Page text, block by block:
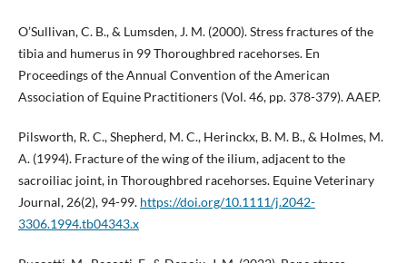
O’Sullivan, C. B., & Lumsden, J. M. (2000). Stress fractures of the
tibia and humerus in 99 Thoroughbred racehorses. En
Proceedings of the Annual Convention of the American
Association of Equine Practitioners (Vol. 46, pp. 378-379). AAEP.
Pilsworth, R. C., Shepherd, M. C., Herinckx, B. M. B., & Holmes, M.
A. (1994). Fracture of the wing of the ilium, adjacent to the
sacroiliac joint, in Thoroughbred racehorses. Equine Veterinary
Journal, 26(2), 94-99. https://doi.org/10.1111/j.2042-
3306.1994.tb04343.x